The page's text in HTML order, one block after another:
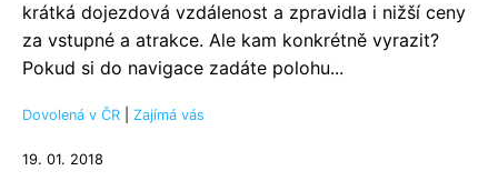
krátká dojezdová vzdálenost a zpravidla i nižší ceny
za vstupné a atrakce. Ale kam konkrétně vyrazit?
Pokud si do navigace zadáte polohu...
Dovolená v ČR Zajímá vás
19. 01. 2018